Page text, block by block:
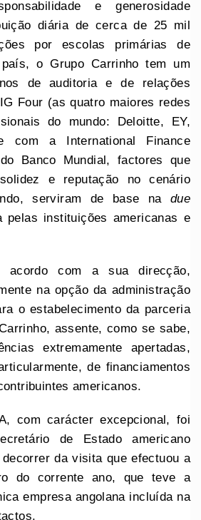
e generosidade
diária de cerca de 25 mil
por escolas primárias de
o Grupo Carrinho tem um
de auditoria e de relações
Four (as quatro maiores redes
do mundo: Deloitte, EY,
com a International Finance
Banco Mundial, factores que
e reputação no cenário
serviram de base na due
pelas instituições americanas e
acordo com a sua direcção,
na opção da administração
o estabelecimento da parceria
assente, como se sabe,
extremamente apertadas,
de financiamentos
americanos.
com carácter excepcional, foi
de Estado americano
da visita que efectuou a
do corrente ano, que teve a
empresa angolana incluída na